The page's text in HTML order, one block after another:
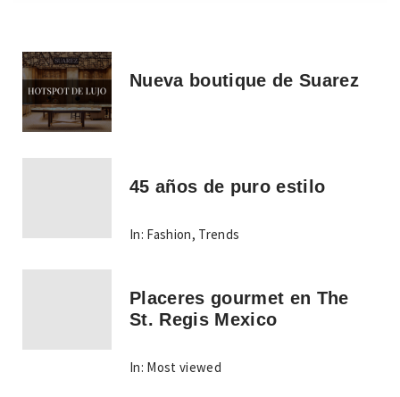
Nueva boutique de Suarez
45 años de puro estilo
In: Fashion, Trends
Placeres gourmet en The
St. Regis Mexico
In: Most viewed